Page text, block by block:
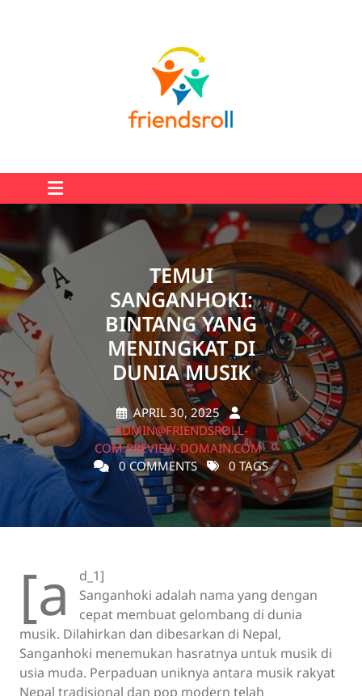
TEMUI
SANGANHOKI:
BINTANG YANG
MENINGKAT DI
DUNIA MUSIK
APRIL 30, 2025
ADMIN@FRIENDSROLL-
COM.PREVIEW-DOMAIN.COM
0 COMMENTS
0 TAGS
[a
d_1]
Sanganhoki adalah nama yang dengan
cepat membuat gelombang di dunia
musik. Dilahirkan dan dibesarkan di Nepal,
Sanganhoki menemukan hasratnya untuk musik di
usia muda. Perpaduan uniknya antara musik rakyat
Nepal tradisional dan pop modern telah